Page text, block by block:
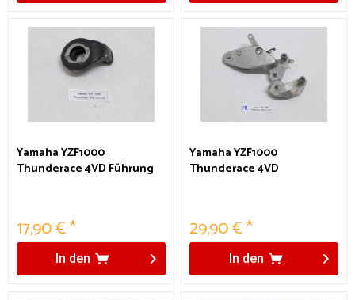
Yamaha YZF1000
Thunderace 4VD Führung
17,90 € *
In den
Yamaha YZF1000
Thunderace 4VD
29,90 € *
In den